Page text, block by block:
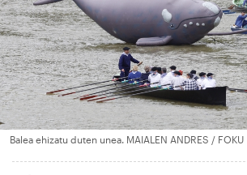
Balea ehizatu duten unea. MAIALEN ANDRES / FOKU